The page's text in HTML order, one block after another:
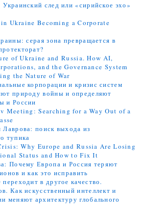
след или «сирийское эхо»
Ukraine Becoming a Corporate
серая зона превращается в
of Ukraine and Russia. How AI,
and the Governance System
the Nature of War
корпорации и кризис систем
природу войны и определяют
и России
Meeting: Searching for a Way Out of a
поиск выхода из
тупика
Why Europe and Russia Are Losing
Status and How to Fix It
Почему Европа и Россия теряют
и как это исправить
в другое качество.
Как искусственный интеллект и
меняют архитектуру глобального